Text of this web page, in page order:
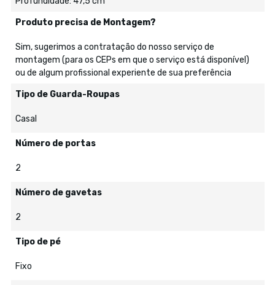
Produto precisa de Montagem?
Sim, sugerimos a contratação do nosso serviço de
montagem (para os CEPs em que o serviço está disponível)
ou de algum profissional experiente de sua preferência
Tipo de Guarda-Roupas
Casal
Número de portas
2
Número de gavetas
2
Tipo de pé
Fixo